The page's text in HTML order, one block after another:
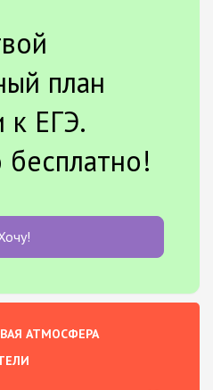
план
к ЕГЭ.
АТМОСФЕРА